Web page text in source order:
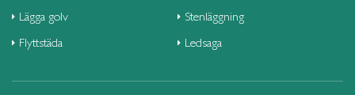
Lägga golv
Flyttstäda
Stenläggning
Ledsaga